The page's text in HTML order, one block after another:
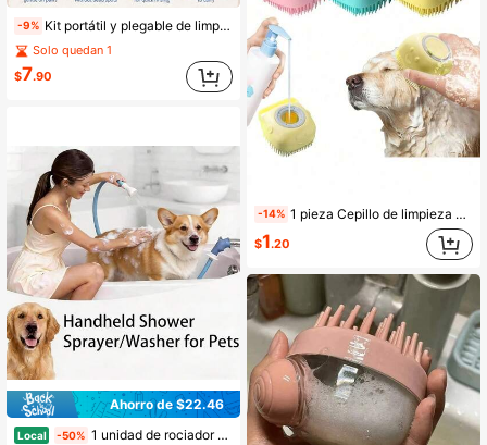
-9% Kit portátil y plegable de limpieza de patas para mascotas - Taza de baño para patas de mascotas antiarañazos con toallitas de secado rápido, herramienta de limpieza de patas electrostática sin agua, apta para paseos al aire libre, camping, viajes, uso en coche y hogar, para gatos y perros, color aleatorio
Solo quedan 1
$7.90
Ahorro de $22.46
Local -50% 1 unidad de rociador y masajeador de ducha portátil para mascotas, accesorio de baño para perros que se coloca fácilmente, ajuste universal para grifos de bañera y mangueras de jardín, solución de limpieza versátil para el aseo de mascotas y el riego del jardín
-14% 1 pieza Cepillo de limpieza para mascotas, cepillo de silicona para limpiar el pelo del perro con dispositivo espumante, cepillo de masaje para mascotas compacto y amigable con la piel, adecuado para el baño y el aseo del perro. Cepillo de limpieza multifuncional para mascotas, cepillo de baño para mascotas, cepillo de silicona para mascotas, cepillo para limpiar el pelo del perro, cepillo de masaje para mascotas, dispositivo espumante para el baño del perro, herramienta de aseo para mascotas, cepillo amigable con la piel del perro, cepillo compacto para mascotas, herramienta de baño para mascotas, cepillo de aseo para perros, cepillo de silicona para perros
$1.20